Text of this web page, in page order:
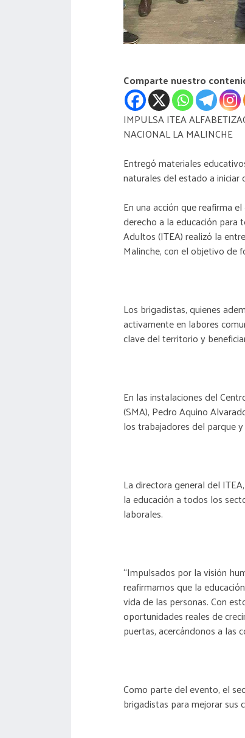
Comparte nuestro
IMPULSA ITEA
NACIONAL LA MALINCHE
Entregó materiales
naturales del estado a iniciar
En una acción que reafirma
derecho a la educación para
Adultos (ITEA) realizó la
Malinche, con el objetivo de
Los brigadistas, quienes
activamente en labores
clave del territorio y
En las instalaciones del
(SMA), Pedro Aquino
los trabajadores del parque
La directora general del
la educación a todos los
laborales.
“Impulsados por la visión
reafirmamos que la
vida de las personas. Con
oportunidades reales de
puertas, acercándonos a las
Como parte del evento, el
brigadistas para mejorar sus